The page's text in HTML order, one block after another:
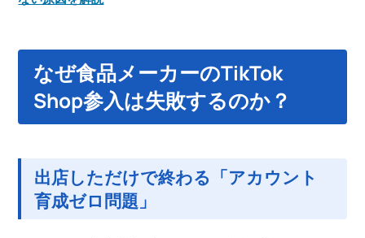
なぜ食品メーカーのTikTok
Shop参入は失敗するのか？
出店しただけで終わる「アカウント
育成ゼロ問題」